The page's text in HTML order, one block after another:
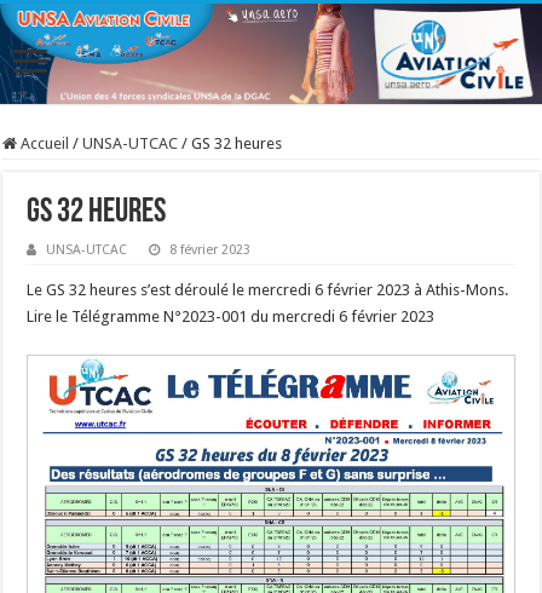
Accueil / UNSA-UTCAC / GS 32 heures
GS 32 heures
UNSA-UTCAC 8 février 2023
Le GS 32 heures s’est déroulé le mercredi 6 février 2023 à Athis-Mons.
Lire le Télégramme N°2023-001 du mercredi 6 février 2023